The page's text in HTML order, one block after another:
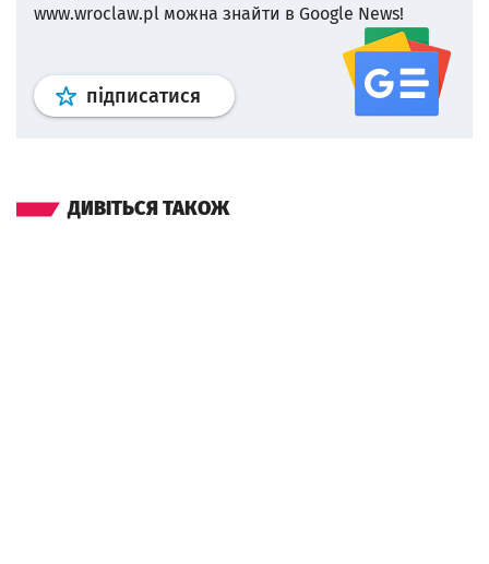
www.wroclaw.pl можна знайти в Google News!
підписатися Профіль google news
ДИВІТЬСЯ ТАКОЖ